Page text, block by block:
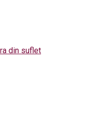
din suflet